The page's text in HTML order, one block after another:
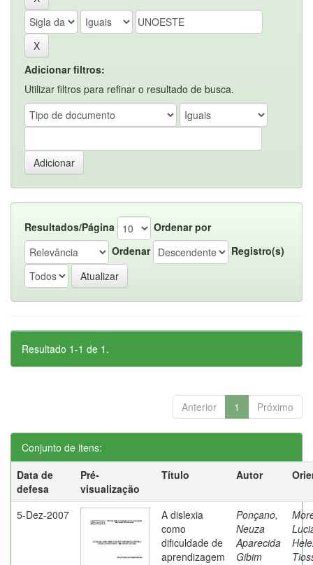
Adicionar filtros:
Utilizar filtros para refinar o resultado de busca.
Resultados/Página
Ordenar por
Ordenar
Registro(s)
Resultado 1-1 de 1.
Anterior 1 Próximo
Conjunto de itens:
Data de
defesa
Pré-
visualização
Título Autor
5-Dez-2007
A dislexia
como
dificuldade de
aprendizagem
Ponçano,
Neuza
Aparecida
Gibim